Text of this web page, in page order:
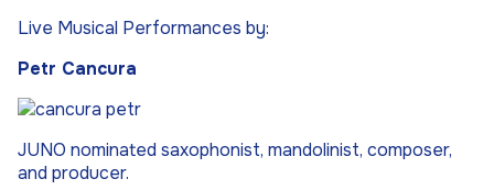
Live Musical Performances by:
Petr Cancura
JUNO nominated saxophonist, mandolinist, composer,
and producer.